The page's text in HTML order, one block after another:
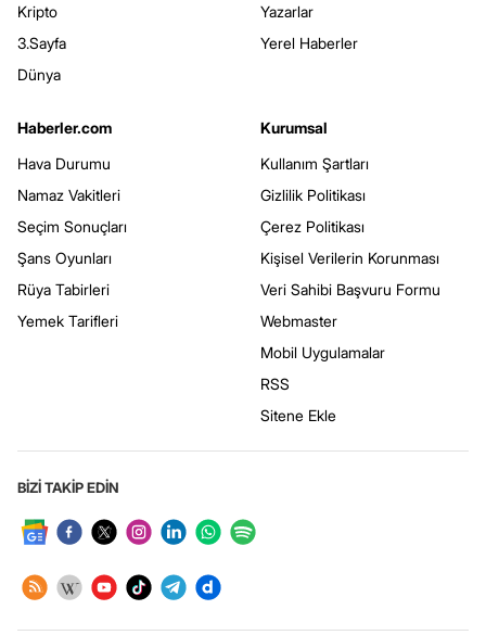
Kripto
3.Sayfa
Dünya
Yazarlar
Yerel Haberler
Haberler.com
Hava Durumu
Namaz Vakitleri
Seçim Sonuçları
Şans Oyunları
Rüya Tabirleri
Yemek Tarifleri
Kurumsal
Kullanım Şartları
Gizlilik Politikası
Çerez Politikası
Kişisel Verilerin Korunması
Veri Sahibi Başvuru Formu
Webmaster
Mobil Uygulamalar
RSS
Sitene Ekle
BİZİ TAKİP EDİN